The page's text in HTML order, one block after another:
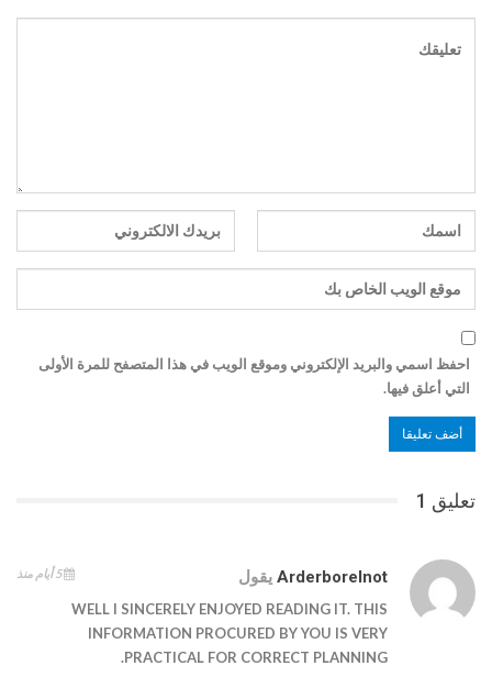
احفظ اسمي والبريد الإلكتروني وموقع الويب في هذا المتصفح للمرة الأولى
التي أعلق فيها.
تعليق 1
Arderborelnot يقول 5 أيام منذ
WELL I SINCERELY ENJOYED READING IT. THIS
INFORMATION PROCURED BY YOU IS VERY
PRACTICAL FOR CORRECT PLANNING.